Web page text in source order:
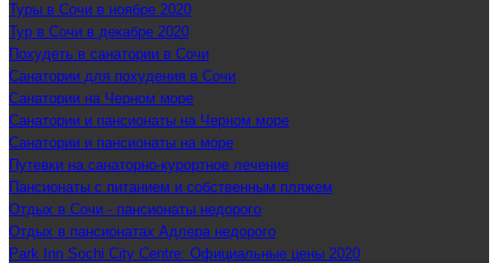
Туры в Сочи в ноябре 2020
Тур в Сочи в декабре 2020
Похудеть в санатории в Сочи
Санатории для похудения в Сочи
Санатории на Черном море
Санатории и пансионаты на Черном море
Санатории и пансионаты на море
Путевки на санаторно-курортное лечение
Пансионаты с питанием и собственным пляжем
Отдых в Сочи - пансионаты недорого
Отдых в пансионатах Адлера недорого
Park Inn Sochi City Centre: Официальные цены 2020